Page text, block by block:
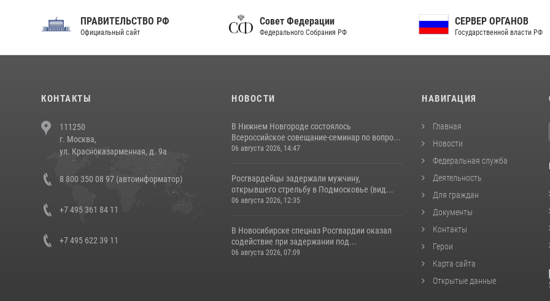
ПРАВИТЕЛЬСТВО РФ
Официальный сайт
Совет Федерации
Федерального Собрания РФ
СЕРВЕР ОРГАНОВ
Государственной власти РФ
КОНТАКТЫ
111250
г. Москва,
ул. Красноказарменная, д. 9а
8 800 350 08 97 (автоинформатор)
+7 495 361 84 11
+7 495 622 39 11
НОВОСТИ
В Нижнем Новгороде состоялось
Всероссийское совещание-семинар по вопро...
06 августа 2026, 14:47
Росгвардейцы задержали мужчину,
открывшего стрельбу в Подмосковье (вид...
06 августа 2026, 12:35
В Новосибирске спецназ Росгвардии оказал
содействие при задержании под...
06 августа 2026, 07:09
НАВИГАЦИЯ
Главная
Новости
Федеральная служба
Деятельность
Для граждан
Документы
Контакты
Герои
Карта сайта
Открытые данные